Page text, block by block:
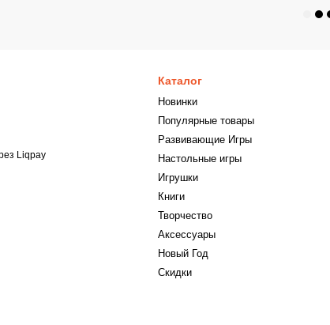
Каталог
Новинки
Популярные товары
Развивающие Игры
Настольные игры
Игрушки
Книги
Творчество
Аксессуары
Новый Год
Скидки